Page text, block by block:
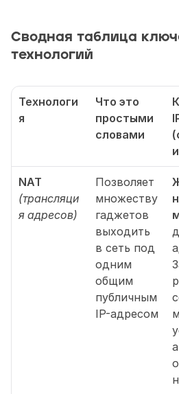
Сводная таблица
технологий
Технологи
я
Что это
простыми
словами
NAT
(трансляци
я адресов)
Позволяет
множеству
гаджетов
выходить
в сеть под
одним
общим
публичным
IP-адресом